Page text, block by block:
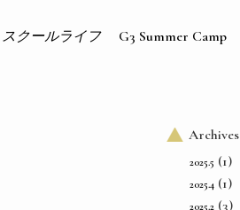
スクールライフ G3 Summer Camp
Archives
2025.5 (1)
2025.4 (1)
2025.2 (3)